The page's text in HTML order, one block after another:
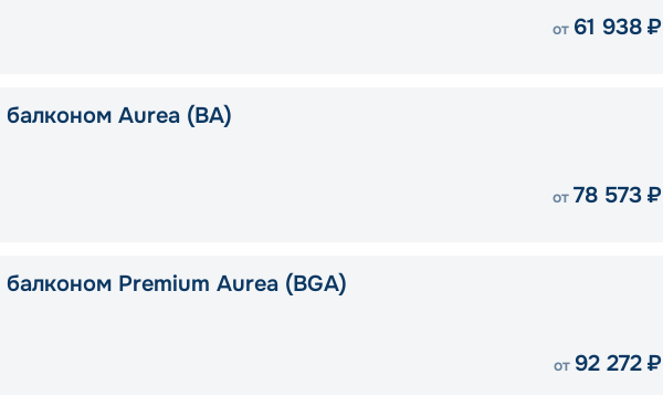
от 61 938 ₽
Aurea (BA)
от 78 573 ₽
Premium Aurea (BGA)
от 92 272 ₽